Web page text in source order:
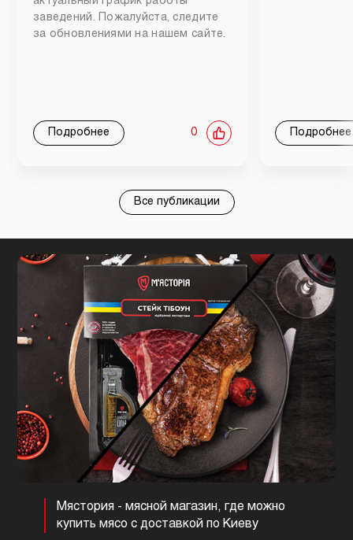
заведений. Пожалуйста, следите
за обновлениями на нашем сайте.
Подробнее 0 Подробнее
Все публикации
Мястория - мясной магазин, где можно
купить мясо с доставкой по Киеву